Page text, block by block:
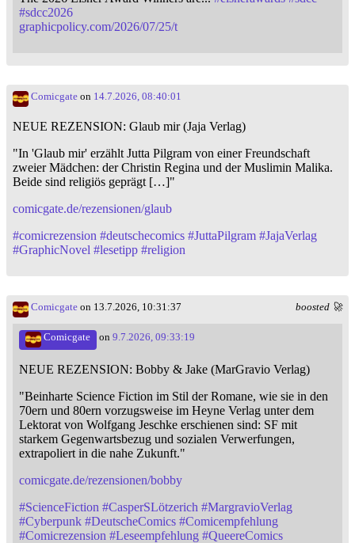
#sdcc2026
graphicpolicy.com/2026/07/25/t
Comicgate on 14.7.2026, 08:40:01
NEUE REZENSION: Glaub mir (Jaja Verlag)
"In 'Glaub mir' erzählt Jutta Pilgram von einer Freundschaft
zweier Mädchen: der Christin Regina und der Muslimin Malika.
Beide sind religiös geprägt […]"
comicgate.de/rezensionen/glaub
#comicrezension #deutschecomics #JuttaPilgram #JajaVerlag
#GraphicNovel #lesetipp #religion
boosted 🚀
Comicgate on 13.7.2026, 10:31:37
Comicgate on 9.7.2026, 09:33:19
NEUE REZENSION: Bobby & Jake (MarGravio Verlag)
"Beinharte Science Fiction im Stil der Romane, wie sie in den
70ern und 80ern vorzugsweise im Heyne Verlag unter dem
Lektorat von Wolfgang Jeschke erschienen sind: SF mit
starkem Gegenwartsbezug und sozialen Verwerfungen,
extrapoliert in die nahe Zukunft."
comicgate.de/rezensionen/bobby
#ScienceFiction #CasperSLötzerich #MargravioVerlag
#Cyberpunk #DeutscheComics #Comicempfehlung
#Comicrezension #Leseempfehlung #QueereComics